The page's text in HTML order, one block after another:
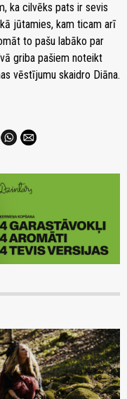
ka cilvēks pats ir sevis
jūtamies, kam ticam arī
to pašu labāko par
griba pašiem noteikt
vēstījumu skaidro Diāna.